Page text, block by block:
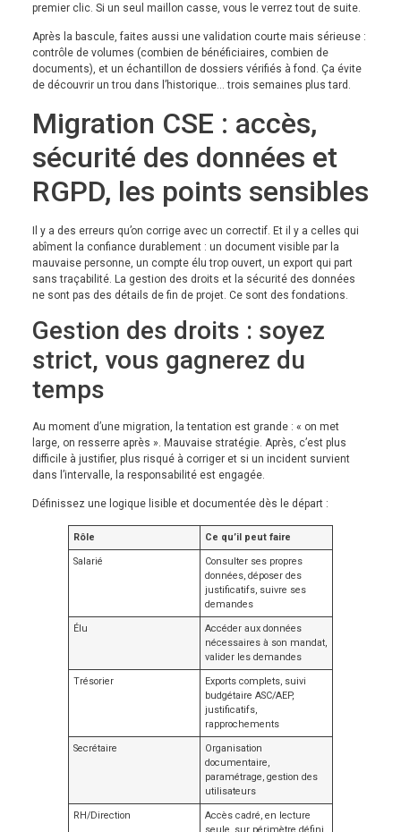
premier clic. Si un seul maillon casse, vous le verrez tout de suite.
Après la bascule, faites aussi une validation courte mais sérieuse :
contrôle de volumes (combien de bénéficiaires, combien de
documents), et un échantillon de dossiers vérifiés à fond. Ça évite
de découvrir un trou dans l’historique… trois semaines plus tard.
Migration CSE : accès,
sécurité des données et
RGPD, les points sensibles
Il y a des erreurs qu’on corrige avec un correctif. Et il y a celles qui
abîment la confiance durablement : un document visible par la
mauvaise personne, un compte élu trop ouvert, un export qui part
sans traçabilité. La gestion des droits et la sécurité des données
ne sont pas des détails de fin de projet. Ce sont des fondations.
Gestion des droits : soyez
strict, vous gagnerez du
temps
Au moment d’une migration, la tentation est grande : « on met
large, on resserre après ». Mauvaise stratégie. Après, c’est plus
difficile à justifier, plus risqué à corriger et si un incident survient
dans l’intervalle, la responsabilité est engagée.
Définissez une logique lisible et documentée dès le départ :
Rôle Ce qu’il peut faire
Salarié
Consulter ses propres
données, déposer des
justificatifs, suivre ses
demandes
Élu
Accéder aux données
nécessaires à son mandat,
valider les demandes
Trésorier
Exports complets, suivi
budgétaire ASC/AEP,
justificatifs,
rapprochements
Secrétaire
Organisation
documentaire,
paramétrage, gestion des
utilisateurs
RH/Direction
Accès cadré, en lecture
seule, sur périmètre défini